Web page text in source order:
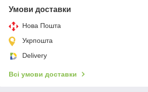
Умови доставки
Нова Пошта
Укрпошта
Delivery
Всі умови доставки